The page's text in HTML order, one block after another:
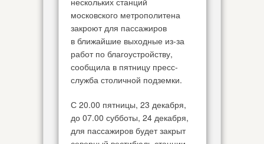
московского метрополитена
закроют для пассажиров
в ближайшие выходные из-за
работ по благоустройству,
сообщила в пятницу пресс-
служба столичной подземки.
С 20.00 пятницы, 23 декабря,
до 07.00 субботы, 24 декабря,
для пассажиров будет закрыт